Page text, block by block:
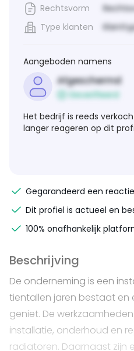
Rechtsvorm
Type klanten
Aangeboden namens
Afgeschermd
Geverifieerd
Het bedrijf is reeds
langer reageren op dit
Gegarandeerd een
Dit profiel is actueel en
100% onafhankelijk
Beschrijving
De onderneming is een
tientallen jaren bestaat
geniet. De
installatie, onderhoud en
radiatoren. Daarnaast zijn